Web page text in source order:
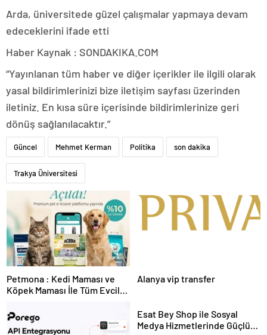
Arda, üniversitede güzel çalışmalar yapmaya devam
edeceklerini ifade etti
Haber Kaynak : SONDAKIKA.COM
“Yayınlanan tüm haber ve diğer içerikler ile ilgili olarak
yasal bildirimlerinizi bize iletişim sayfası üzerinden
iletiniz. En kısa süre içerisinde bildirimlerinize geri
dönüş sağlanılacaktır.”
Güncel Mehmet Kerman Politika son dakika
Trakya Üniversitesi
Petmona : Kedi Maması ve
Köpek Maması İle Tüm Evcil
Alanya vip transfer
Esat Bey Shop ile Sosyal
Medya Hizmetlerinde Güçlü